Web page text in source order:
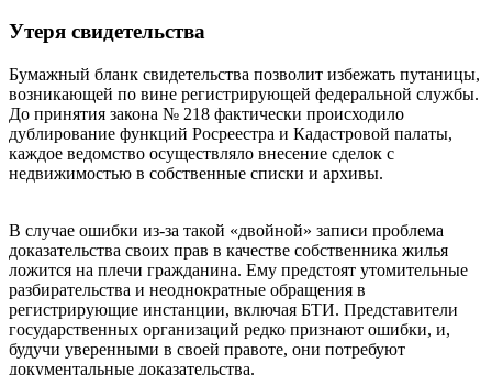
Утеря свидетельства
Бумажный бланк свидетельства позволит избежать путаницы,
возникающей по вине регистрирующей федеральной службы.
До принятия закона № 218 фактически происходило
дублирование функций Росреестра и Кадастровой палаты,
каждое ведомство осуществляло внесение сделок с
недвижимостью в собственные списки и архивы.
В случае ошибки из-за такой «двойной» записи проблема
доказательства своих прав в качестве собственника жилья
ложится на плечи гражданина. Ему предстоят утомительные
разбирательства и неоднократные обращения в
регистрирующие инстанции, включая БТИ. Представители
государственных организаций редко признают ошибки, и,
будучи уверенными в своей правоте, они потребуют
документальные доказательства.